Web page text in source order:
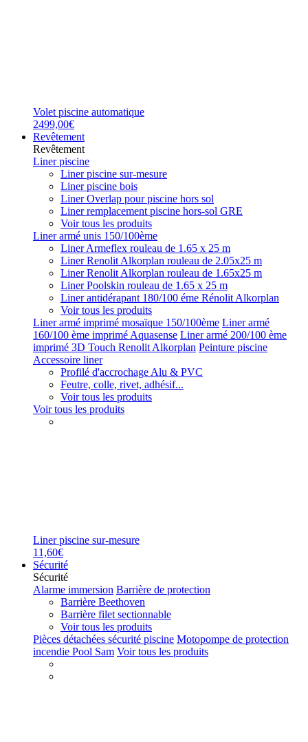
Volet piscine automatique
2499,00€
Revêtement
Revêtement
Liner piscine
Liner piscine sur-mesure
Liner piscine bois
Liner Overlap pour piscine hors sol
Liner remplacement piscine hors-sol GRE
Voir tous les produits
Liner armé unis 150/100ème
Liner Armeflex rouleau de 1.65 x 25 m
Liner Renolit Alkorplan rouleau de 2.05x25 m
Liner Renolit Alkorplan rouleau de 1.65x25 m
Liner Poolskin rouleau de 1.65 x 25 m
Liner antidérapant 180/100 éme Rénolit Alkorplan
Voir tous les produits
Liner armé imprimé mosaïque 150/100ème Liner armé
160/100 ème imprimé Aquasense Liner armé 200/100 ème
imprimé 3D Touch Renolit Alkorplan Peinture piscine
Accessoire liner
Profilé d'accrochage Alu & PVC
Feutre, colle, rivet, adhésif...
Voir tous les produits
Voir tous les produits
Liner piscine sur-mesure
11,60€
Sécurité
Sécurité
Alarme immersion Barrière de protection
Barrière Beethoven
Barrière filet sectionnable
Voir tous les produits
Pièces détachées sécurité piscine Motopompe de protection
incendie Pool Sam Voir tous les produits